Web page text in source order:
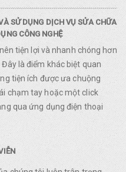
SỬ DỤNG DỊCH VỤ SỬA CHỮA
CÔNG NGHỆ
tiện lợi và nhanh chóng hơn
là điểm khác biệt quan
tiện ích được ưa chuộng
chạm tay hoặc một click
qua ứng dụng điện thoại